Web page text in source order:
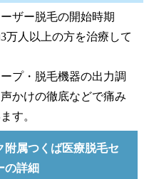
ザー脱毛の開始時期
万人以上の方を治療して
プ・脱毛機器の出力調
かけの徹底などで痛み
す。
附属つくば医療脱毛セ
の詳細